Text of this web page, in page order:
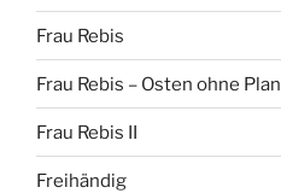
Frau Rebis
Frau Rebis – Osten ohne Plan
Frau Rebis II
Freihändig